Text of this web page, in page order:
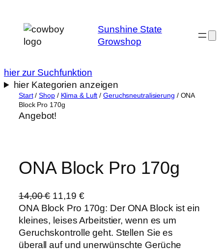
Inhalt
springen
Sunshine State
Growshop
hier zur Suchfunktion
hier Kategorien anzeigen
Start/Shop/ Klima & Luft /Geruchsneutralisierung / ONA
Block Pro 170g
Angebot!
ONA Block Pro 170g
14,00€ U
r
s
p
r
11,19 €A
k
t
u
e
ONA Block Pro 170g: Der ONA Block ist ein
kleines, leises Arbeitstier, wenn es um
Geruchskontrolle geht. Stellen Sie es
überall auf und unerwünschte Gerüche